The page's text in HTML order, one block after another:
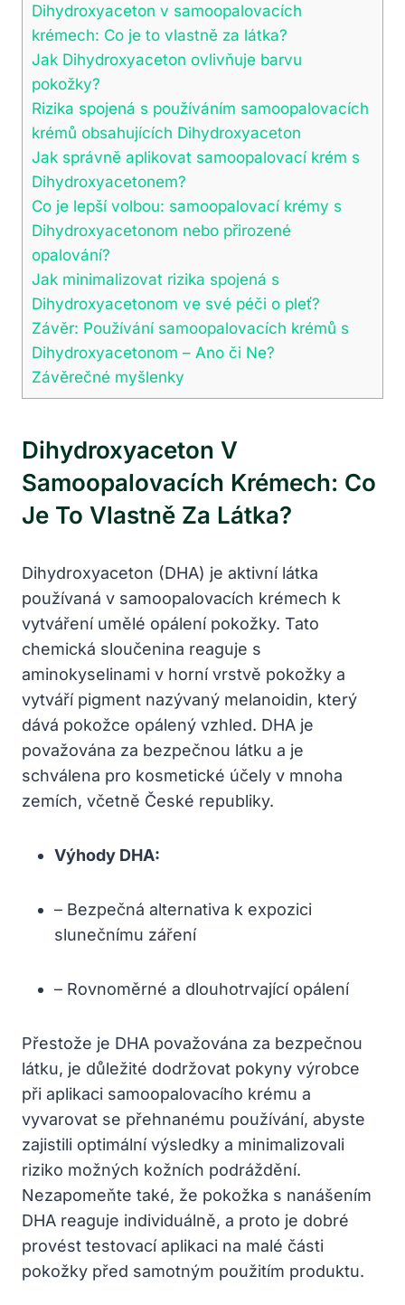
Dihydroxyaceton v samoopalovacích
krémech: Co je to vlastně za látka?
Jak Dihydroxyaceton ovlivňuje barvu
pokožky?
Rizika spojená s používáním samoopalovacích
krémů obsahujících Dihydroxyaceton
Jak správně aplikovat samoopalovací krém s
Dihydroxyacetonem?
Co je lepší volbou: samoopalovací krémy s
Dihydroxyacetonom nebo přirozené
opalování?
Jak minimalizovat rizika spojená s
Dihydroxyacetonom ve své péči o pleť?
Závěr: Používání samoopalovacích krémů s
Dihydroxyacetonom – Ano či Ne?
Závěrečné myšlenky
Dihydroxyaceton V
Samoopalovacích Krémech: Co
Je To Vlastně Za Látka?
Dihydroxyaceton (DHA) je aktivní látka
používaná v samoopalovacích krémech k
vytváření umělé opálení pokožky. Tato
chemická sloučenina reaguje s
aminokyselinami v horní vrstvě pokožky a
vytváří pigment nazývaný melanoidin, který
dává pokožce opálený vzhled. DHA je
považována za bezpečnou látku a je
schválena pro kosmetické účely v mnoha
zemích, včetně České republiky.
Výhody DHA:
– Bezpečná alternativa k expozici
slunečnímu záření
– Rovnoměrné a dlouhotrvající opálení
Přestože je DHA považována za bezpečnou
látku, je důležité dodržovat pokyny výrobce
při aplikaci samoopalovacího krému a
vyvarovat se přehnanému používání, abyste
zajistili optimální výsledky a minimalizovali
riziko možných kožních podráždění.
Nezapomeňte také, že pokožka s nanášením
DHA reaguje individuálně, a proto je dobré
provést testovací aplikaci na malé části
pokožky před samotným použitím produktu.